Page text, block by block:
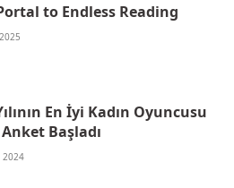
to Endless Reading
En İyi Kadın Oyuncusu
Başladı
2024